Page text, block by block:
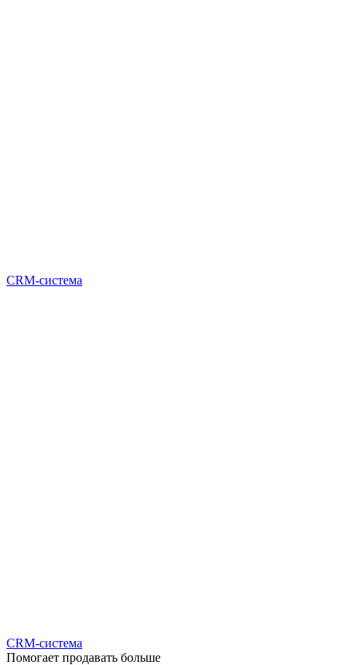
CRM-система
CRM-система
Помогает продавать больше